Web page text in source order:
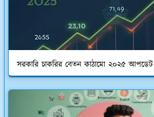
সরকারি চাকরির বেতন কাঠামো ২০২৫ আপডেট